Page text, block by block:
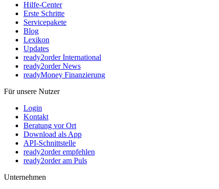
Hilfe-Center
Erste Schritte
Servicepakete
Blog
Lexikon
Updates
ready2order International
ready2order News
readyMoney Finanzierung
Für unsere Nutzer
Login
Kontakt
Beratung vor Ort
Download als App
API-Schnittstelle
ready2order empfehlen
ready2order am Puls
Unternehmen